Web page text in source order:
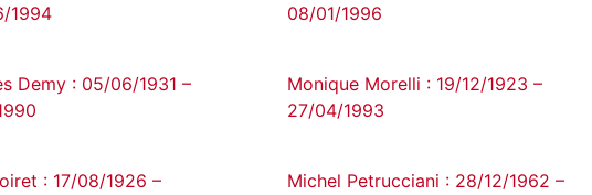
1994
08/01/1996
Demy : 05/06/1931 –
Monique Morelli : 19/12/1923 –
27/04/1993
: 17/08/1926 –
Michel Petrucciani : 28/12/1962 –